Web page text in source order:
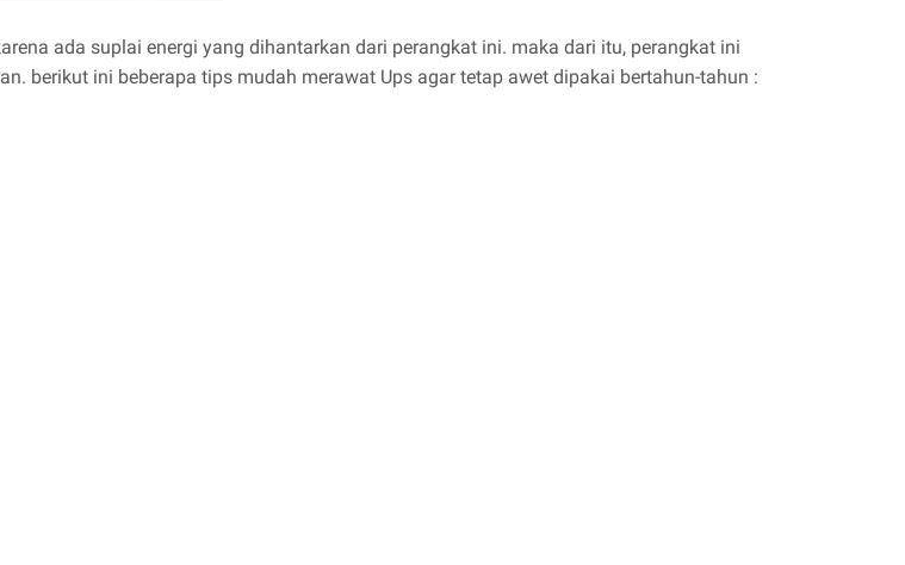
ada suplai energi yang dihantarkan dari perangkat ini. maka dari itu, perangkat ini
berikut ini beberapa tips mudah merawat Ups agar tetap awet dipakai bertahun-tahun :